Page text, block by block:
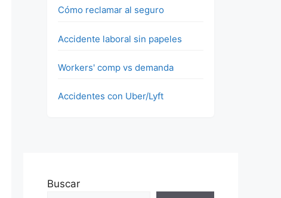
Cómo reclamar al seguro
Accidente laboral sin papeles
Workers' comp vs demanda
Accidentes con Uber/Lyft
Buscar